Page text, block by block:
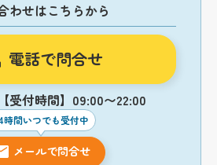
わせはこちらから
電話で問合せ
【受付時間】09:00〜22:00
時間いつでも受付中
メールで問合せ